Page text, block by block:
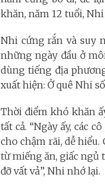
khăn, năm 12 tuổi,
Nhi cứng rắn và suy
những ngày đầu ở
dùng tiếng địa
xuất hiện: Ở quê Nhi
Thời điểm khó khăn
tất cả. “Ngày ấy, các
cho chậm rãi, dễ hiểu.
từ miếng ăn, giấc ngủ
đỡ vất vả”, Nhi nhớ lại.